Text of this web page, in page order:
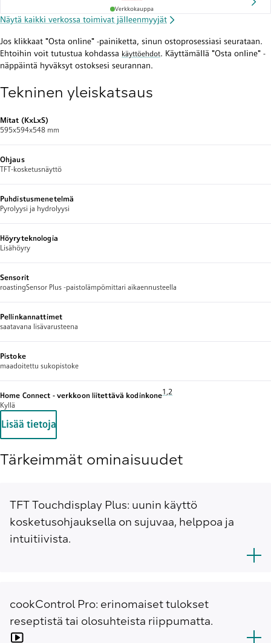
Verkkokauppa
Näytä kaikki verkossa toimivat jälleenmyyjät
Jos klikkaat "Osta online" -painiketta, sinun ostoprosessiasi seurataan.
Ehtoihin voit tutustua kohdassa käyttöehdot. Käyttämällä "Osta online" -
näppäintä hyväksyt ostoksesi seurannan.
Tekninen yleiskatsaus
Mitat (KxLxS)
595x594x548 mm
Ohjaus
TFT-kosketusnäyttö
Puhdistusmenetelmä
Pyrolyysi ja hydrolyysi
Höyryteknologia
Lisähöyry
Sensorit
roastingSensor Plus -paistolämpömittari aikaennusteella
Pellinkannattimet
saatavana lisävarusteena
Pistoke
maadoitettu sukopistoke
Home Connect - verkkoon liitettävä kodinkoneAlaviite 1: Tarjoamme ajoittain
1 ,,Alaviite 2: Osa laitteen
2
Kyllä
Lisää tietoja
Tärkeimmät ominaisuudet
TFT Touchdisplay Plus: uunin käyttö
kosketusohjauksella on sujuvaa, helppoa ja
intuitiivista.
cookControl Pro: erinomaiset tulokset
reseptistä tai olosuhteista riippumatta.